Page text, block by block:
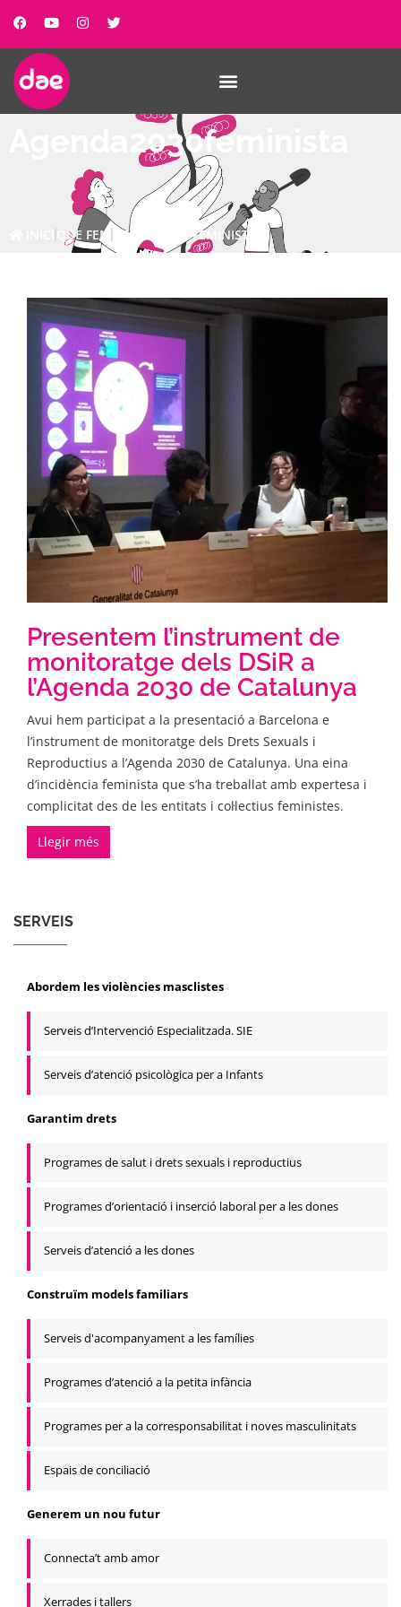
Agenda2030feminista
QUE FEM AGENDA2030FEMINISTA
SERVEIS
Abordem les violències masclistes
Serveis d’Intervenció Especialitzada. SIE
Serveis d’atenció psicològica per a Infants
Garantim drets
Programes de salut i drets sexuals i reproductius
Programes d’orientació i inserció laboral per a les dones
Serveis d’atenció a les dones
Construïm models familiars
Serveis d'acompanyament a les famílies
Programes d’atenció a la petita infància
Programes per a la corresponsabilitat i noves masculinitats
Espais de conciliació
Generem un nou futur
Connecta’t amb amor
Xerrades i tallers
Presentem l’instrument de
monitoratge dels DSiR a
l’Agenda 2030 de Catalunya
Avui hem participat a la presentació a Barcelona e
l’instrument de monitoratge dels Drets Sexuals i
Reproductius a l’Agenda 2030 de Catalunya. Una eina
d’incidència feminista que s’ha treballat amb expertesa i
complicitat des de les entitats i col·lectius feministes.
Llegir més